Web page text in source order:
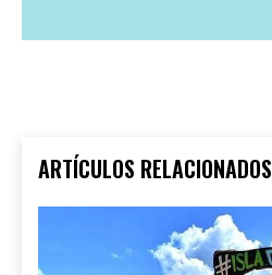
ARTÍCULOS RELACIONADOS